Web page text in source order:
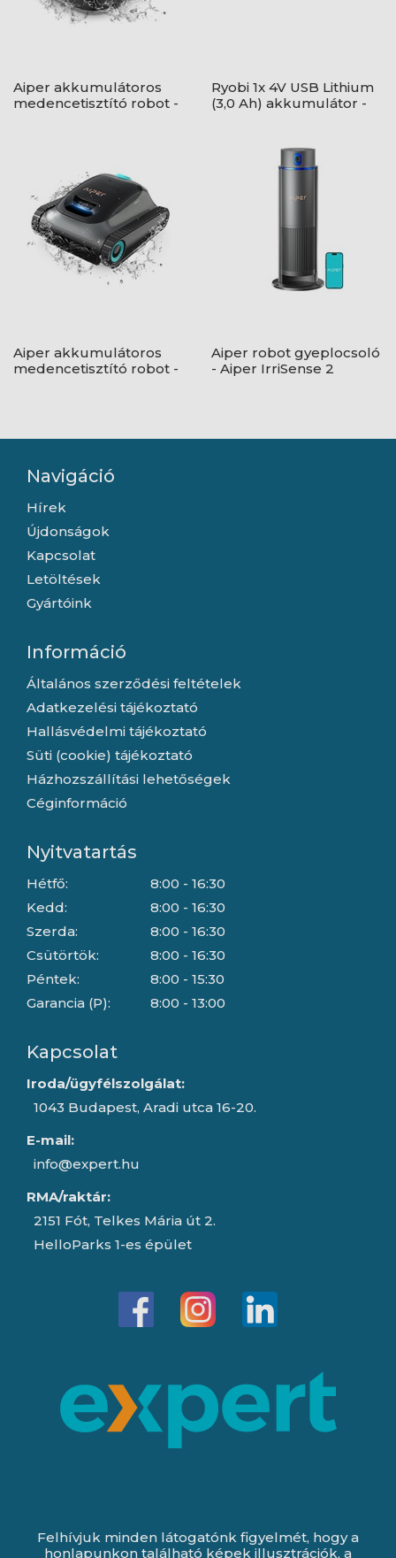
Aiper akkumulátoros
medencetisztító robot -
Ryobi 1x 4V USB Lithium
(3,0 Ah) akkumulátor -
Aiper akkumulátoros
medencetisztító robot -
Aiper robot gyeplocsoló
- Aiper IrriSense 2
Navigáció
Hírek
Újdonságok
Kapcsolat
Letöltések
Gyártóink
Információ
Általános szerződési feltételek
Adatkezelési tájékoztató
Hallásvédelmi tájékoztató
Süti (cookie) tájékoztató
Házhozszállítási lehetőségek
Céginformáció
Nyitvatartás
Hétfő:
Kedd:
Szerda:
Csütörtök:
Péntek:
Garancia (P):
8:00 - 16:30
8:00 - 16:30
8:00 - 16:30
8:00 - 16:30
8:00 - 15:30
8:00 - 13:00
Kapcsolat
Iroda/ügyfélszolgálat:
1043 Budapest, Aradi utca 16-20.
E-mail:
info@expert.hu
RMA/raktár:
2151 Fót, Telkes Mária út 2.
HelloParks 1-es épület
Felhívjuk minden látogatónk figyelmét, hogy a
honlapunkon található képek illusztrációk, a